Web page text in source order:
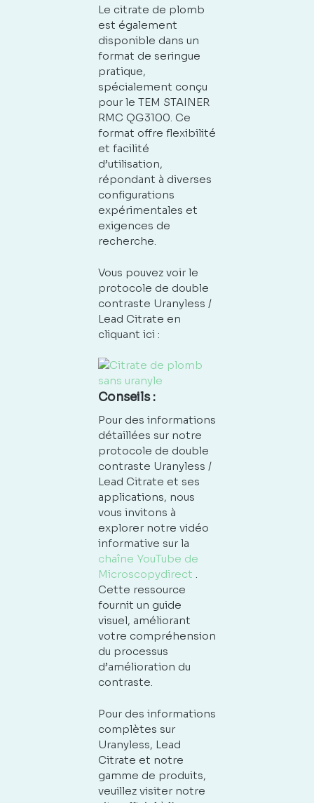
Le citrate de plomb
est également
disponible dans un
format de seringue
pratique,
spécialement conçu
pour le TEM STAINER
RMC QG3100. Ce
format offre flexibilité
et facilité
d’utilisation,
répondant à diverses
configurations
expérimentales et
exigences de
recherche.
Vous pouvez voir le
protocole de double
contraste Uranyless /
Lead Citrate en
cliquant ici :
Conseils :
Pour des informations
détaillées sur notre
protocole de double
contraste Uranyless /
Lead Citrate et ses
applications, nous
vous invitons à
explorer notre vidéo
informative sur la
chaîne YouTube de
Microscopydirect .
Cette ressource
fournit un guide
visuel, améliorant
votre compréhension
du processus
d’amélioration du
contraste.
Pour des informations
complètes sur
Uranyless, Lead
Citrate et notre
gamme de produits,
veuillez visiter notre